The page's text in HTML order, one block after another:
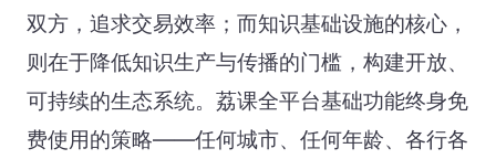
双方，追求交易效率；而知识基础设施的核心，
则在于降低知识生产与传播的门槛，构建开放、
可持续的生态系统。荔课全平台基础功能终身免
费使用的策略——任何城市、任何年龄、各行各